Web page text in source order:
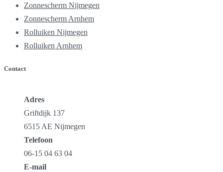
Zonnescherm Nijmegen
Zonnescherm Arnhem
Rolluiken Nijmegen
Rolluiken Arnhem
Contact
Adres
Griftdijk 137
6515 AE Nijmegen
Telefoon
06-15 04 63 04
E-mail